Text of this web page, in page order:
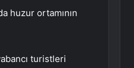
huzur ortamının
turistleri